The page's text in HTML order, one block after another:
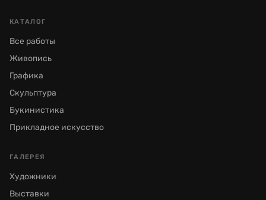
КАТАЛОГ
Все работы
Живопись
Графика
Скульптура
Букинистика
Прикладное искусство
ГАЛЕРЕЯ
Художники
Выставки